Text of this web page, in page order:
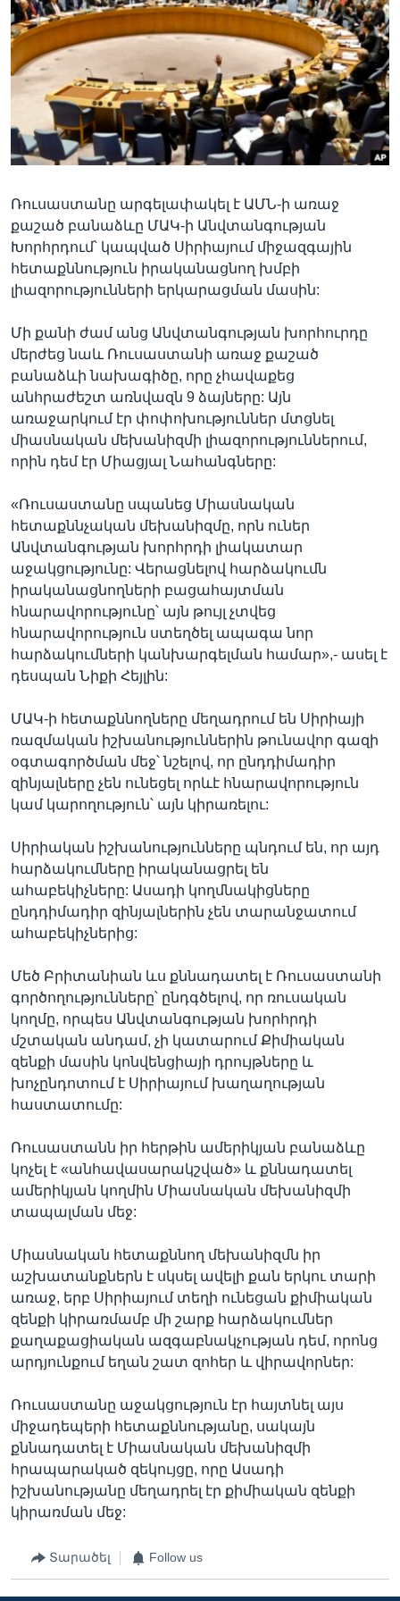
Լեզուներ
Ռուսաստանը արգելափակել է ԱՄՆ-ի առաջ
քաշած բանաձևը ՄԱԿ-ի Անվտանգության
Խորհրդում՝ կապված Սիրիայում միջազգային
հետաքննություն իրականացնող խմբի
լիազորությունների երկարացման մասին:
Մի քանի ժամ անց Անվտանգության խորհուրդը
մերժեց նաև Ռուսաստանի առաջ քաշած
բանաձևի նախագիծը, որը չհավաքեց
անհրաժեշտ առնվազն 9 ձայները: Այն
առաջարկում էր փոփոխություններ մտցնել
միասնական մեխանիզմի լիազորություններում,
որին դեմ էր Միացյալ Նահանգները:
«Ռուսաստանը սպանեց Միասնական
հետաքննչական մեխանիզմը, որն ուներ
Անվտանգության խորհրդի լիակատար
աջակցությունը: Վերացնելով հարձակումն
իրականացնողների բացահայտման
հնարավորությունը՝ այն թույլ չտվեց
հնարավորություն ստեղծել ապագա նոր
հարձակումների կանխարգելման համար»,- ասել է
դեսպան Նիքի Հեյլին:
ՄԱԿ-ի հետաքննողները մեղադրում են Սիրիայի
ռազմական իշխանություններին թունավոր գազի
օգտագործման մեջ՝ նշելով, որ ընդդիմադիր
զինյալները չեն ունեցել որևէ հնարավորություն
կամ կարողություն՝ այն կիրառելու:
Սիրիական իշխանությունները պնդում են, որ այդ
հարձակումները իրականացրել են
ահաբեկիչները: Ասադի կողմնակիցները
ընդդիմադիր զինյալներին չեն տարանջատում
ահաբեկիչներից:
Մեծ Բրիտանիան ևս քննադատել է Ռուսաստանի
գործողությունները՝ ընդգծելով, որ ռուսական
կողմը, որպես Անվտանգության խորհրդի
մշտական անդամ, չի կատարում Քիմիական
զենքի մասին կոնվենցիայի դրույթները և
խոչընդոտում է Սիրիայում խաղաղության
հաստատումը:
Ռուսաստանն իր հերթին ամերիկյան բանաձևը
կոչել է «անհավասարակշված» և քննադատել
ամերիկյան կողմին Միասնական մեխանիզմի
տապալման մեջ:
Միասնական հետաքննող մեխանիզմն իր
աշխատանքներն է սկսել ավելի քան երկու տարի
առաջ, երբ Սիրիայում տեղի ունեցան քիմիական
զենքի կիրառմամբ մի շարք հարձակումներ
քաղաքացիական ազգաբնակչության դեմ, որոնց
արդյունքում եղան շատ զոհեր և վիրավորներ:
Ռուսաստանը աջակցություն էր հայտնել այս
միջադեպերի հետաքննությանը, սակայն
քննադատել է Միասնական մեխանիզմի
հրապարակած զեկույցը, որը Ասադի
իշխանությանը մեղադրել էր քիմիական զենքի
կիրառման մեջ:
Տարածել Follow us